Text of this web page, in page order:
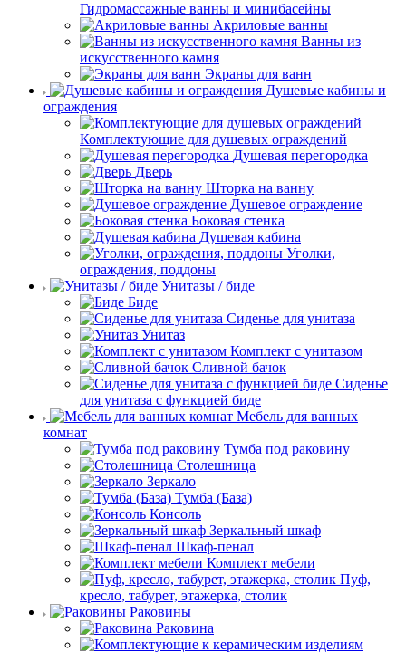
Гидромассажные ванны и минибасейны
Акриловые ванны
Ванны из
искусственного камня
Экраны для ванн
Душевые кабины и
ограждения
Комплектующие для душевых ограждений
Душевая перегородка
Дверь
Шторка на ванну
Душевое ограждение
Боковая стенка
Душевая кабина
Уголки,
ограждения, поддоны
Унитазы / биде
Биде
Сиденье для унитаза
Унитаз
Комплект с унитазом
Сливной бачок
Сиденье
для унитаза с функцией биде
Мебель для ванных
комнат
Тумба под раковину
Столешница
Зеркало
Тумба (База)
Консоль
Зеркальный шкаф
Шкаф-пенал
Комплект мебели
Пуф,
кресло, табурет, этажерка, столик
Раковины
Раковина